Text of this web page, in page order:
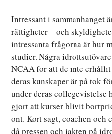
Intressant i sammanhanget
rättigheter – och
intressanta frågorna är hur
studier. Några
NCAA för att de inte
deras kunskaper är på tok
under deras collegevistelse
gjort att kurser blivit
ont. Kort sagt, coachen och
då pressen och jakten på